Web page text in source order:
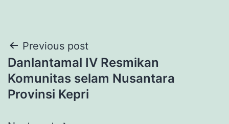
Post
navigation
Previous post
Danlantamal IV Resmikan
Komunitas selam Nusantara
Provinsi Kepri